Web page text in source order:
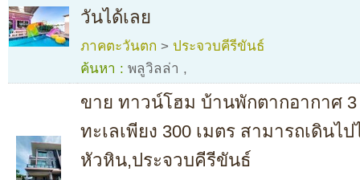
วันได้เลย
ภาคตะวันตก > ประจวบคีรีขันธ์
ค้นหา : พลูวิลล่า ,
ขาย ทาวน์โฮม บ้านพักตากอากาศ
ทะเลเพียง 300 เมตร สามารถเดินไ
หัวหิน,ประจวบคีรีขันธ์